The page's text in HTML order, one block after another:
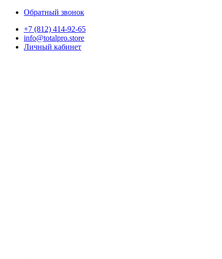
Обратный звонок
+7 (812) 414-92-65
info@totalpro.store
Личный кабинет